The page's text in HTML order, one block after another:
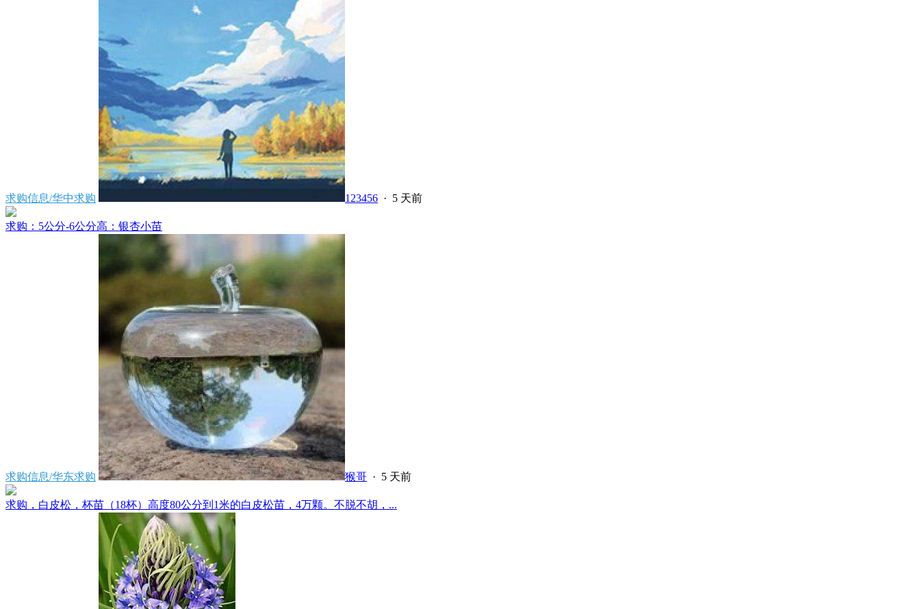
求购信息/华中求购 123456 · 5 天前
求购：5公分-6公分高：银杏小苗
求购信息/华东求购 猴哥 · 5 天前
求购，白皮松，杯苗（18杯）高度80公分到1米的白皮松苗，4万颗。不脱不胡，...